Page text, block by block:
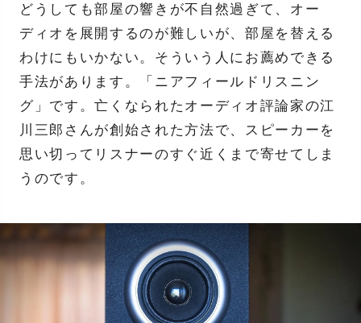
どうしても部屋の響きが不自然過ぎて、オー
ディオを展開するのが難しいが、部屋を替える
わけにもいかない。そういう人にお薦めできる
手法があります。「ニアフィールドリスニン
グ」です。亡くなられたオーディオ評論家の江
川三郎さんが創始された方法で、スピーカーを
思い切ってリスナーのすぐ近くまで寄せてしま
うのです。